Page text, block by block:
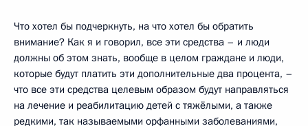
Что хотел бы подчеркнуть, на что хотел бы обратить
внимание? Как я и говорил, все эти средства – и люди
должны об этом знать, вообще в целом граждане и люди,
которые будут платить эти дополнительные два процента, –
что все эти средства целевым образом будут направляться
на лечение и реабилитацию детей с тяжёлыми, а также
редкими, так называемыми орфанными заболеваниями,